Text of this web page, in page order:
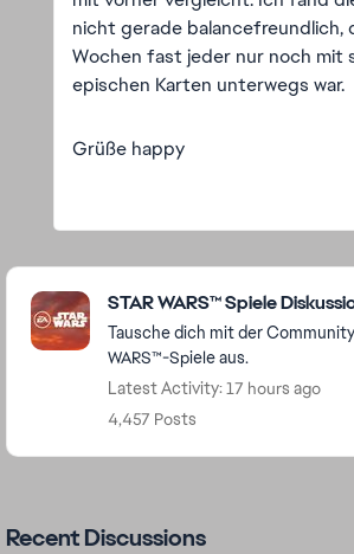
nicht gerade balancefreundlich,
Wochen fast jeder nur noch mit
epischen Karten unterwegs war.
Grüße happy
Featured Places
STAR WARS™ Spiele
Tausche dich mit der Community
WARS™-Spiele aus.
Latest Activity: 17 hours ago
4,457 Posts
Recent Discussions